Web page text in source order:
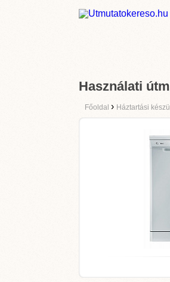
Használati
Főoldal › Háztartási